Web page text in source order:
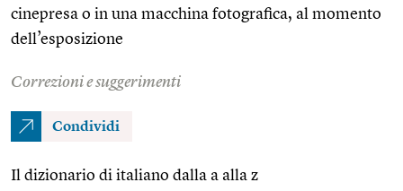
cinepresa o in una macchina fotografica, al momento
dell’esposizione
Correzioni e suggerimenti
Condividi
Il dizionario di italiano dalla a alla z